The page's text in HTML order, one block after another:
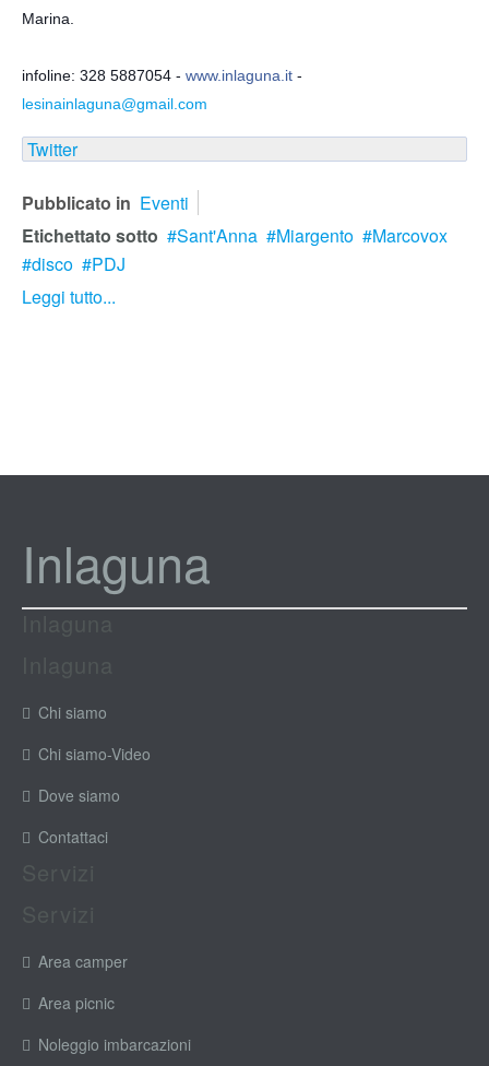
Marina.
infoline: 328 5887054 - www.inlaguna.it -
lesinainlaguna@gmail.com
Twitter
Pubblicato in Eventi
Etichettato sotto
Sant'Anna Miargento
Marcovox
disco
PDJ
Leggi tutto...
Inlaguna
Chi siamo
Chi siamo-Video
Dove siamo
Contattaci
Area camper
Area picnic
Noleggio imbarcazioni